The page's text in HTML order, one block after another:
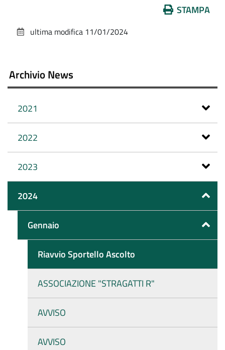
documento
STAMPA
ultima modifica 11/01/2024
Archivio News
2021
2022
2023
2024
Gennaio
Riavvio Sportello Ascolto
ASSOCIAZIONE "STRAGATTI R"
AVVISO
AVVISO